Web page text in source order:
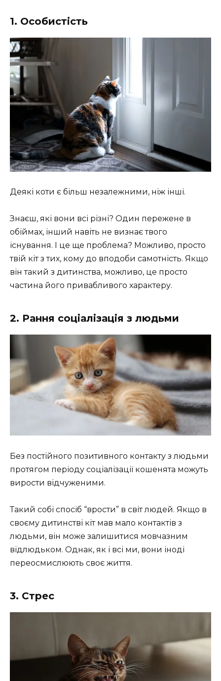
1. Особистість
Деякі коти є більш незалежними, ніж інші.
Знаєш, які вони всі різні? Один пережене в
обіймах, інший навіть не визнає твого
існування. І це ще проблема? Можливо, просто
твій кіт з тих, кому до вподоби самотність. Якщо
він такий з дитинства, можливо, це просто
частина його привабливого характеру.
2. Рання соціалізація з людьми
Без постійного позитивного контакту з людьми
протягом періоду соціалізації кошенята можуть
вирости відчуженими.
Такий собі спосіб “врости” в світ людей. Якщо в
своєму дитинстві кіт мав мало контактів з
людьми, він може залишитися мовчазним
відлюдьком. Однак, як і всі ми, вони іноді
переосмислюють своє життя.
3. Стрес